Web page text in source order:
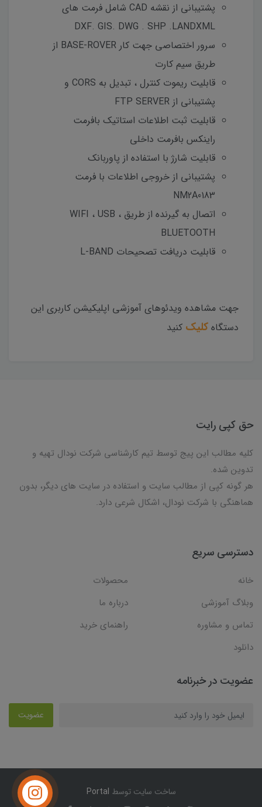
پشتیبانی از نقشه CAD شامل فرمت های
DXF. GIS. DWG . SHP .LANDXML
سرور اختصاصی جهت کار BASE-ROVER از
طریق سیم کارت
قابلیت ریموت کنترل ، تبدیل به CORS و
پشتیبانی از FTP SERVER
قابلیت ثبت اطلاعات استاتیک بافرمت
راینکس بافرمت داخلی
قابلیت شارژ با استفاده از پاوربانک
پشتیبانی از خروجی اطلاعات با فرمت
NM2A0183
اتصال به گیرنده از طریق WIFI ، USB ،
BLUETOOTH
قابلیت دریافت تصحیحات L-BAND
جهت مشاهده ویدئوهای آموزشی اپلیکیشن کاربری این
دستگاه کلیک کنید
حق کپی رایت
کلیه مطالب این پیج توسط تیم کارشناسی شرکت نودال تهیه و
تدوین شده.
هر گونه کپی از مطالب سایت و استفاده در سایت های دیگر، بدون
هماهنگی با شرکت نودال، اشکال شرعی دارد.
دسترسی سریع
خانه
محصولات
وبلاگ آموزشی
درباره ما
تماس و مشاوره
راهنمای خرید
دانلود
عضویت در خبرنامه
عضویت
ساخت سایت توسط Portal